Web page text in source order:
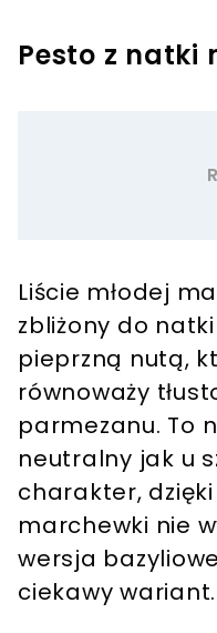
Pesto z natki
Liście młodej
zbliżony do
pieprzną nutą,
równoważy
parmezanu. To
neutralny jak u
charakter,
marchewki nie
wersja
ciekawy wariant.